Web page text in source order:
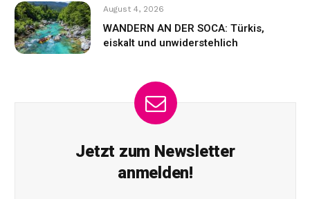
August 4, 2026
WANDERN AN DER SOCA: Türkis,
eiskalt und unwiderstehlich
Jetzt zum Newsletter
anmelden!